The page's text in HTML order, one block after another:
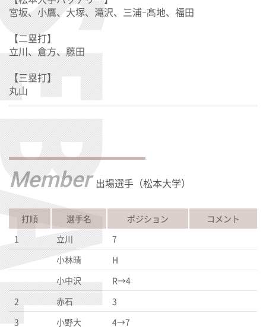
宮坂、小鷹、大塚、滝沢、三浦ｰ髙地、福田
【二塁打】
立川、倉方、藤田
【三塁打】
丸山
Member 出場選手（松本大学）
打順 選手名 ポジション
コメント
1
立川
7
小林晴
H
小中沢
R→4
2
赤石
3
3
小野大
4→7